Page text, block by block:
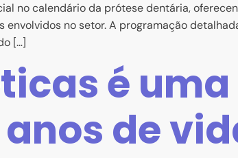
no calendário da prótese dentária,
no setor. A programação
[…]
é uma
de